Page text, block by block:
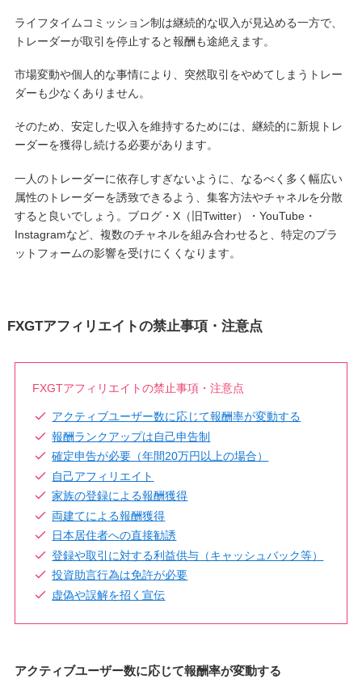
ライフタイムコミッション制は継続的な収入が見込める一方で、
トレーダーが取引を停止すると報酬も途絶えます。
市場変動や個人的な事情により、突然取引をやめてしまうトレー
ダーも少なくありません。
そのため、安定した収入を維持するためには、継続的に新規トレ
ーダーを獲得し続ける必要があります。
一人のトレーダーに依存しすぎないように、なるべく多く幅広い
属性のトレーダーを誘致できるよう、集客方法やチャネルを分散
すると良いでしょう。ブログ・X（旧Twitter）・YouTube・
Instagramなど、複数のチャネルを組み合わせると、特定のプラ
ットフォームの影響を受けにくくなります。
FXGTアフィリエイトの禁止事項・注意点
FXGTアフィリエイトの禁止事項・注意点
アクティブユーザー数に応じて報酬率が変動する
報酬ランクアップは自己申告制
確定申告が必要（年間20万円以上の場合）
自己アフィリエイト
家族の登録による報酬獲得
両建てによる報酬獲得
日本居住者への直接勧誘
登録や取引に対する利益供与（キャッシュバック等）
投資助言行為は免許が必要
虚偽や誤解を招く宣伝
アクティブユーザー数に応じて報酬率が変動する